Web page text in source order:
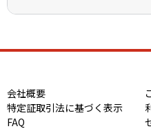
会社概要
特定証取引法に基づく表示
FAQ